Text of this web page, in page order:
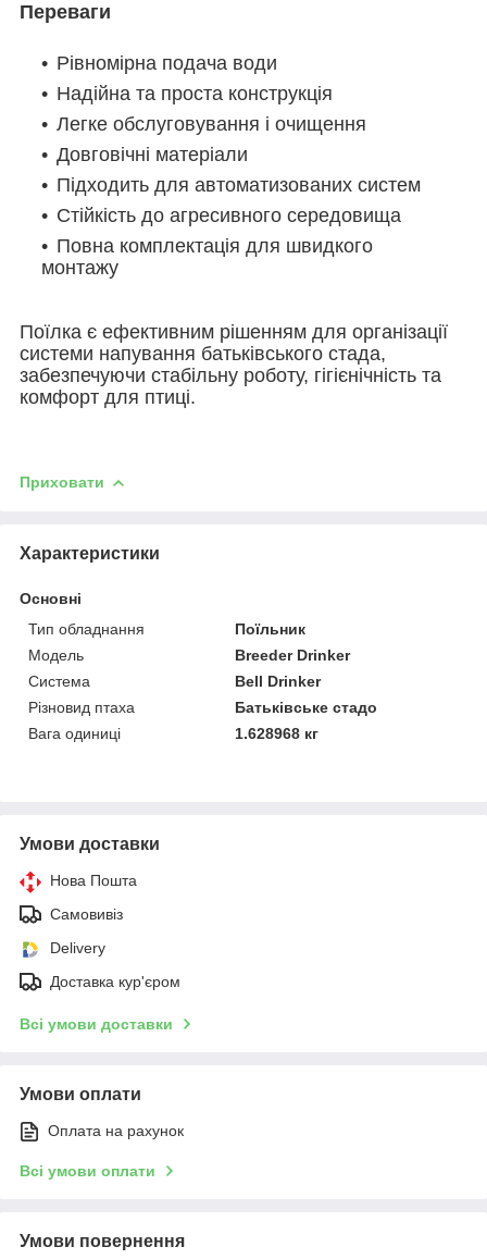
Переваги
Рівномірна подача води
Надійна та проста конструкція
Легке обслуговування і очищення
Довговічні матеріали
Підходить для автоматизованих систем
Стійкість до агресивного середовища
Повна комплектація для швидкого
монтажу
Поїлка є ефективним рішенням для організації
системи напування батьківського стада,
забезпечуючи стабільну роботу, гігієнічність та
комфорт для птиці.
Приховати
Характеристики
Основні
Тип обладнання
Поїльник
Модель
Breeder Drinker
Система
Bell Drinker
Різновид птаха
Батьківське стадо
Вага одиниці
1.628968 кг
Умови доставки
Нова Пошта
Самовивіз
Delivery
Доставка кур'єром
Всі умови доставки
Умови оплати
Оплата на рахунок
Всі умови оплати
Умови повернення